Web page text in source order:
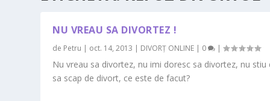
NU VREAU SA DIVORTEZ !
de Petru | oct. 14, 2013 | DIVORȚ ONLINE | 0 |
Nu vreau sa divortez, nu imi doresc sa divortez, nu stiu
sa scap de divort, ce este de facut?